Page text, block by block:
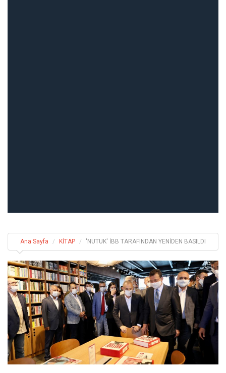
Ana Sayfa KİTAP 'NUTUK' İBB TARAFINDAN YENİDEN BASILDI